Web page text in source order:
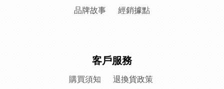
品牌故事 經銷據點
客戶服務
購買須知 退換貨政策